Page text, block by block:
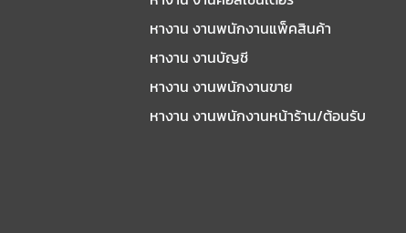
หางาน งานพนักงานแพ็คสินค้า
หางาน งานบัญชี
หางาน งานพนักงานขาย
หางาน งานพนักงานหน้าร้าน/ต้อนรับ